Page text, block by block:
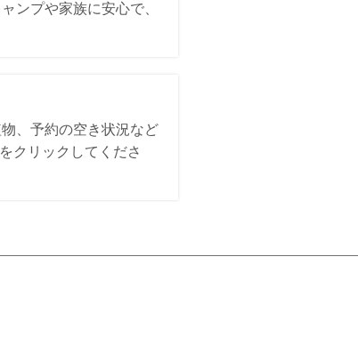
ンプや家族に安心で、
、予約の空き状況など
クリックしてくださ